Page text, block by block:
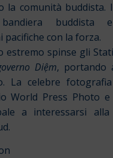
la comunità buddista.
buddista
pacifiche con la forza.
estremo spinse gli
Diệm, portando
La celebre fotografia
World Press Photo e
a interessarsi